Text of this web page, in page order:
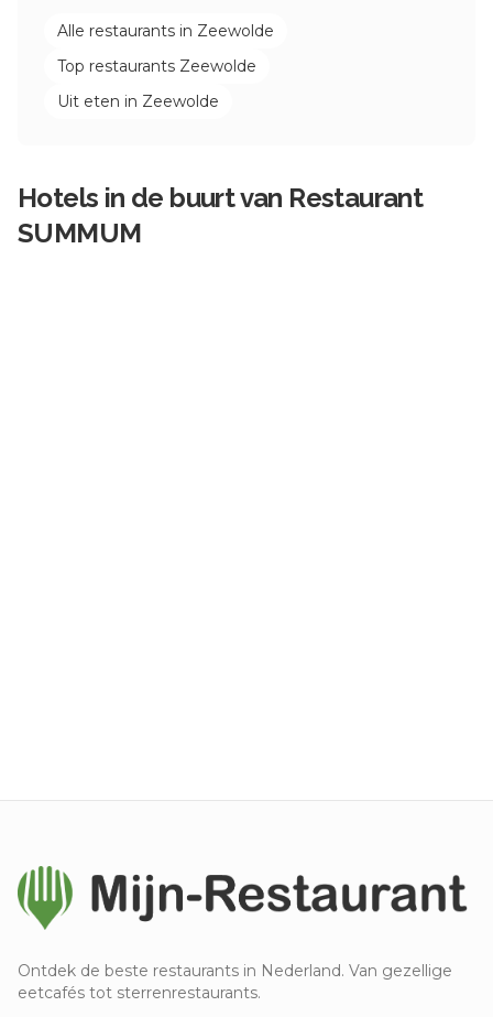
Alle restaurants in Zeewolde
Top restaurants Zeewolde
Uit eten in Zeewolde
Hotels in de buurt van Restaurant
SUMMUM
Ontdek de beste restaurants in Nederland. Van gezellige
eetcafés tot sterrenrestaurants.